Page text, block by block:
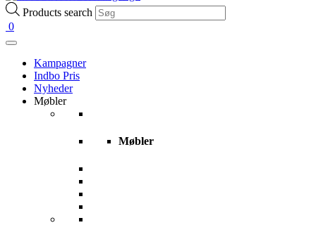
Products search
0
Kampagner
Indbo Pris
Nyheder
Møbler
Møbler